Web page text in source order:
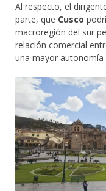
Al respecto, el
parte, que Cusco
macroregión del sur
relación comercial
una mayor autonomía